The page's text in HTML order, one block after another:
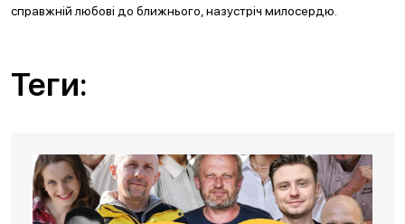
справжній любові до ближнього, назустріч милосердю.
Теги: